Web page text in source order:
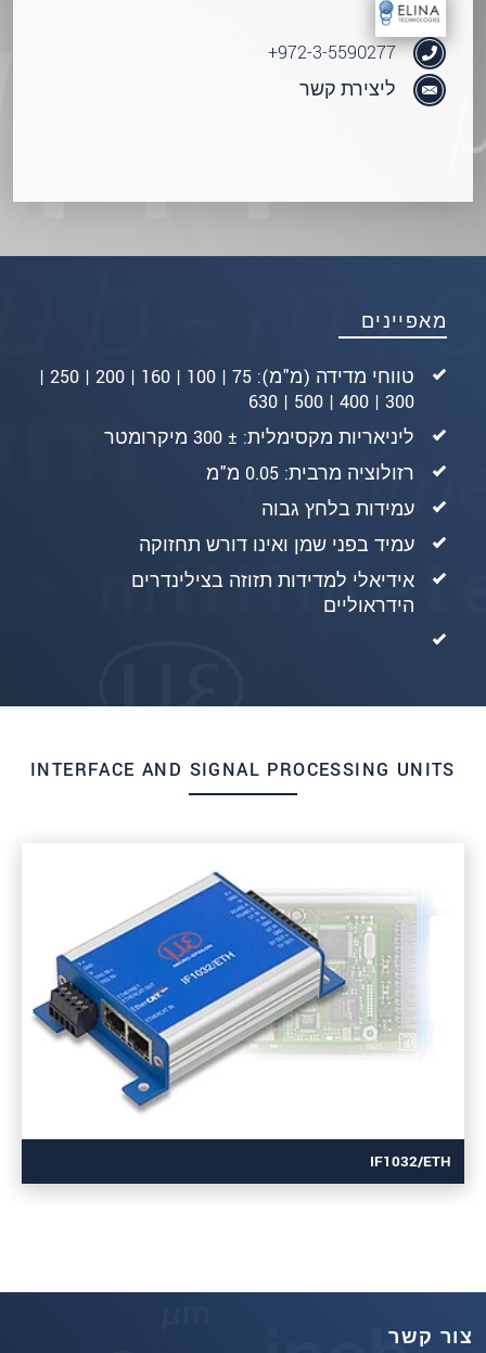
מאפיינים
טווחי מדידה (מ"מ): 75 | 100 | 160 | 200 | 250 |
300 | 400 | 500 | 630
ליניאריות מקסימלית: ± 300 מיקרומטר
רזולוציה מרבית: 0.05 מ"מ
עמידות בלחץ גבוה
עמיד בפני שמן ואינו דורש תחזוקה
אידיאלי למדידות תזוזה בצילינדרים
הידראוליים
972-3-5590277+
ליצירת קשר
INTERFACE AND SIGNAL PROCESSING UNITS
IF1032/ETH
צור קשר